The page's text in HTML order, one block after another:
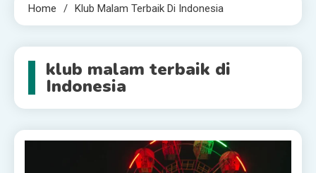
Home Klub Malam Terbaik Di Indonesia
klub malam terbaik di
Indonesia